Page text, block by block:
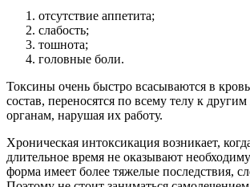
отсутствие аппетита;
слабость;
тошнота;
головные боли.
Токсины очень быстро всасываются в
состав, переносятся по всему телу к
органам, нарушая их работу.
Хроническая интоксикация возникает,
длительное время не оказывают
форма имеет более тяжелые последствия,